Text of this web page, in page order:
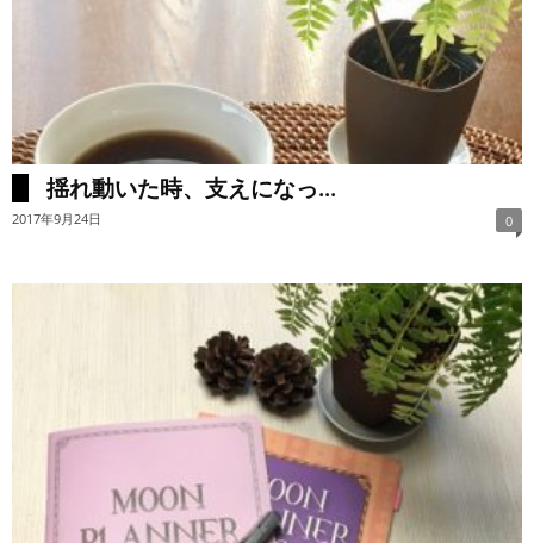
揺れ動いた時、支えになっ...
2017年9月24日 0